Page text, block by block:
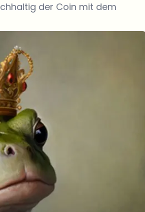
der Coin mit dem